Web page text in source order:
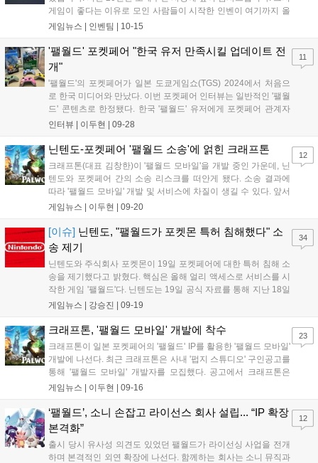
게임이 좋다는 이유로 모인 사람들이 시작한 인벤이 여기까지 올
수 있었던 것은 보내주신 사랑과 성원 덕분이라고 생각합니다. 이
이제는 그 말을 쓰지 못하고, '고작...
게임뉴스 | 인벤팀 10-15
'팰월드' 포켓페어 "한국 유저 만족시킬 업데이트 전
개"
'팰월드'의 포켓페어가 일본 도쿄게임쇼(TGS) 2024에서 처음으
로 한국 미디어와 만났다. 이번 포켓페어 인터뷰는 일반적인 '팰월
드' 콘텐츠로 한정됐다. 한국 '팰월드' 유저에게 포켓페어 관계자
는 "개발 당시에는 일본과 서구권을 전제로 만들었는데, 생각지도
으로 한국 시장에 본격적으로 진출하...
인터뷰 | 이두현 09-28
11
닌텐도-포켓페어 '팰월드 소송'에 얽힌 크래프톤
크래프톤(대표 김창한)이 '팰월드 모바일'을 개발 중인 가운데, 닌
텐도와 포켓페어 간의 소송 리스크를 떠안게 됐다. 소송 결과에
따라 '팰월드 모바일' 개발 및 서비스에 차질이 생길 수 있다. 앞서
9월 14일 크래프톤이 '팰월드 모바일'을 개발 중이란 소식이 알려
해졌다. 공고에서 크래프톤은...
게임뉴스 | 이두현 09-20
12
[이슈] 닌텐도, "팰월드가 포켓몬 특허 침해했다" 소
송 제기
닌텐도와 주식회사 포켓몬이 19일 포켓페어에 대한 특허 침해 소
송을 제기했다고 밝혔다. 핵심은 올해 얼리 액세스로 서비스를 시
작한 게임 '팰월드'다. 닌텐도는 19일 공식 자료를 통해 지난 18일
포켓페어를 상대로 도쿄 지방법원에 특허 침해 소송을 제기했다
(포켓몬 컴퍼니)가 공동으로 진행했다. 닌...
게임뉴스 | 강승진 09-19
34
크래프톤, '팰월드 모바일' 개발에 착수
크래프톤이 일본 포켓페어의 '팰월드' IP를 활용한 '팰월드 모바일'
개발에 나선다. 최근 크래프톤은 사내 '펍지 스튜디오' 구인공고를
통해 '팰월드 모바일' 개발자를 모집했다. 공고에서 크래프톤은
"원작의 방대한 오픈월드와 생존, 제작 시스템, 다양한 '팰(pal)'과
이로 만들어 나갈 예정이다...
게임뉴스 | 이두현 09-16
23
‘팰월드’, 소니 손잡고 라이선스 회사 설립... “IP 확장
본격화”
출시 당시 유사성 의견도 있었던 팰월드가 라이선싱 사업을 전개
하며 본격적인 외연 확장에 나선다. 함께하는 회사는 소니 뮤직과
12